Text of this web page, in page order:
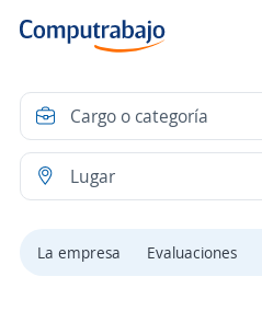
La empresa Evaluaciones